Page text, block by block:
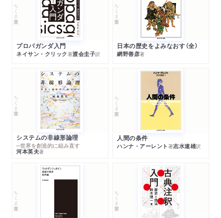
ちくま学芸文庫
プロパガンダ入門
ネイサン・クリック著渡会圭子訳
ちくま学芸文庫
日本の歴史をよみなおす（全）
網野善彦著
ちくま学芸文庫
システムの非線形論理
─世界を創造的に組み直す
河本英夫著
ちくま学芸文庫
人間の条件
ハンナ・アーレント 著志水速雄訳
ちくま学芸文庫 ちくま学芸文庫